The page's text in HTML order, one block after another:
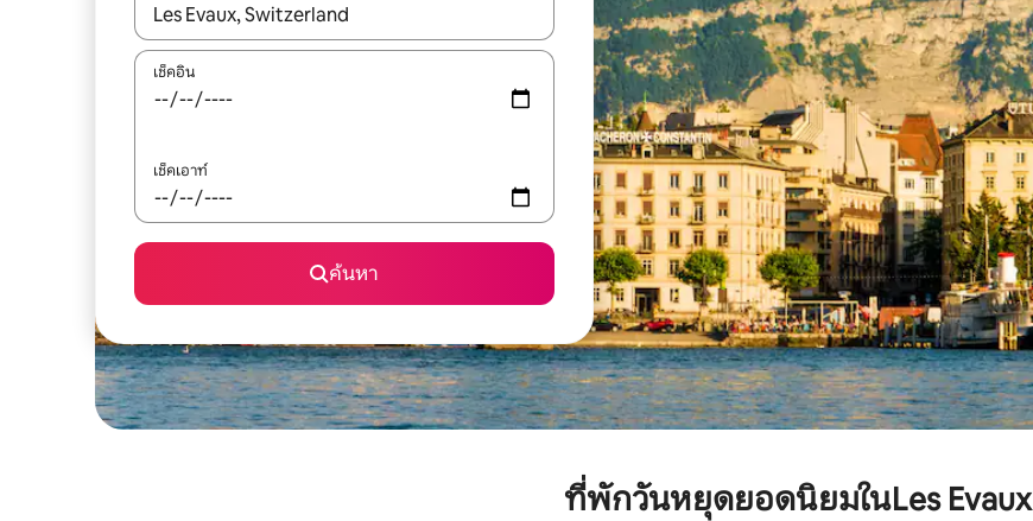
ใช้ลูกศรขึ้นลง หรือใช้การสัมผัสหรือปัด เพื่อสำรวจผลการค้นหา
เช็คอิน
เช็คเอาท์
ค้นหา
ที่พักวันหยุดยอดนิยมในLes Evaux